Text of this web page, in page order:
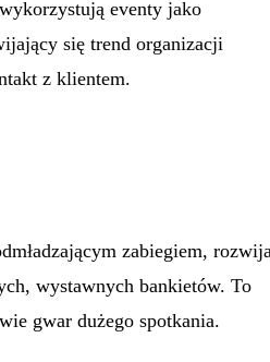
eventy jako
się trend organizacji
z klientem.
zabiegiem,
wystawnych bankietów. To
gwar dużego spotkania.